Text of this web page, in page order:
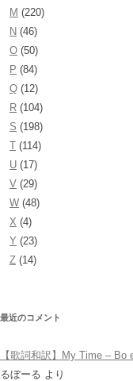
M (220)
N (46)
O (50)
P (84)
Q (12)
R (104)
S (198)
T (114)
U (17)
V (29)
W (48)
X (4)
Y (23)
Z (14)
最近のコメント
【歌詞和訳】My Time –
るぼーる より